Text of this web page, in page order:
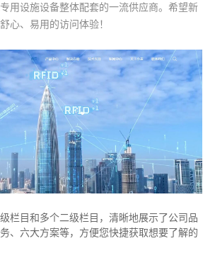
用设施设备整体配套的一流供应商。希望新
心、易用的访问体验！
栏目和多个二级栏目，清晰地展示了公司品
、六大方案等，方便您快捷获取想要了解的